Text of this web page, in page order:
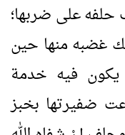
على ضربها؛
غضبه منها حين
فيه خدمة
ضفيرتها بخبز